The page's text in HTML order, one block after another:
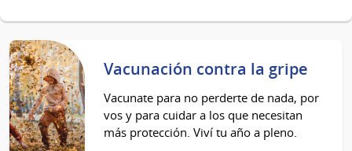
Vacunación contra la gripe
Vacunate para no perderte de nada, por
vos y para cuidar a los que necesitan
más protección. Viví tu año a pleno.